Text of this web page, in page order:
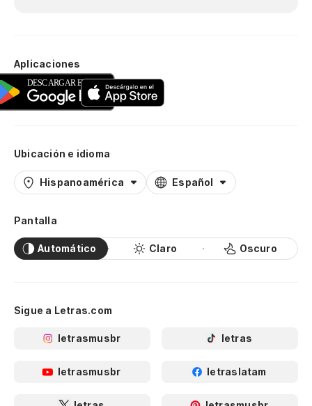
Aplicaciones
Ubicación e idioma
Hispanoamérica Español
Pantalla
Automático Claro Oscuro
Sigue a Letras.com
letrasmusbr letras
letrasmusbr letraslatam